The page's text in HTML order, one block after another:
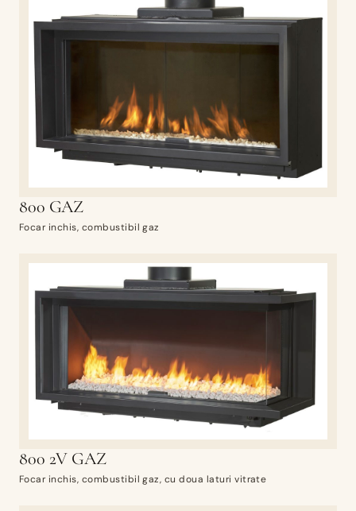
800 GAZ
Focar inchis, combustibil gaz
800 2V GAZ
Focar inchis, combustibil gaz, cu doua laturi vitrate